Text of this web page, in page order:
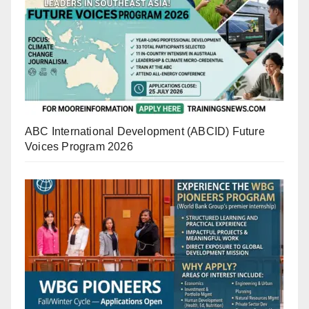
ABC International Development (ABCID) Future
Voices Program 2026